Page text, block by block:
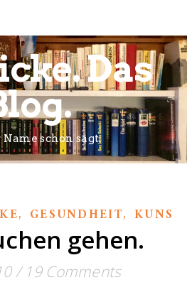
Das
schon sagt.
, GESUNDHEIT, KUNST
gehen.
/ 19 Comments